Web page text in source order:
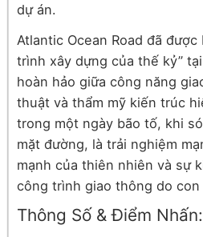
dự án.
Atlantic Ocean Road đã được
trình xây dựng của thế kỷ”
hoàn hảo giữa công năng
thuật và thẩm mỹ kiến trúc
trong một ngày bão tố, khi
mặt đường, là trải nghiệm
mạnh của thiên nhiên và sự
công trình giao thông do con
Thông Số & Điểm Nhấn: